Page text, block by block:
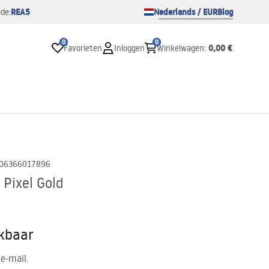
REA5 Nederlands / EURBlog
0
Favorieten Inloggen
0
Winkelwagen: 0,00 €
Gold
mail.